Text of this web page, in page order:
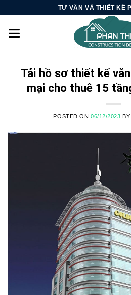
content
TƯ VẤN VÀ THIẾT KẾ
Tải hồ sơ thiết kế
mại cho thuê 15
POSTED ON 06/12/2023 BY